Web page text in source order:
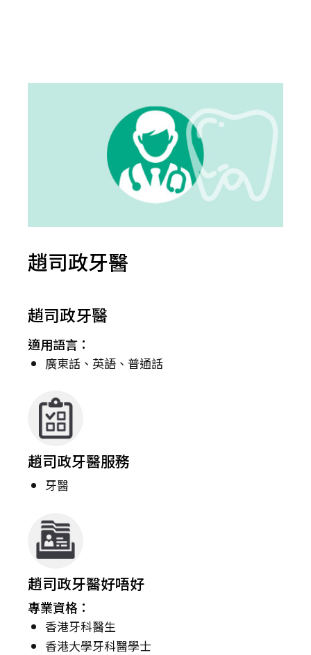
趙司政牙醫
趙司政牙醫
適用語言：
廣東話、英語、普通話
趙司政牙醫服務
牙醫
趙司政牙醫好唔好
專業資格：
香港牙科醫生
香港大學牙科醫學士